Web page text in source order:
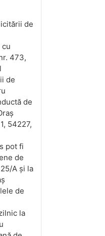
de
cu
473,
de
de
54227,
pot fi
de
A și la
de
la